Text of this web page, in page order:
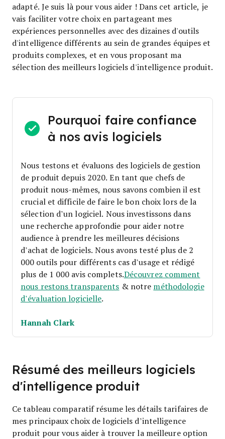
adapté. Je suis là pour vous aider ! Dans cet article, je
vais faciliter votre choix en partageant mes
expériences personnelles avec des dizaines d'outils
d'intelligence différents au sein de grandes équipes et
produits complexes, et en vous proposant ma
sélection des meilleurs logiciels d'intelligence produit.
Pourquoi faire confiance
à nos avis logiciels
Nous testons et évaluons des logiciels de gestion
de produit depuis 2020. En tant que chefs de
produit nous-mêmes, nous savons combien il est
crucial et difficile de faire le bon choix lors de la
sélection d’un logiciel. Nous investissons dans
une recherche approfondie pour aider notre
audience à prendre les meilleures décisions
d’achat de logiciels. Nous avons testé plus de 2
000 outils pour différents cas d’usage et rédigé
plus de 1 000 avis complets.Découvrez comment
nous restons transparents & notre méthodologie
d’évaluation logicielle.
Hannah Clark
Résumé des meilleurs logiciels
d'intelligence produit
Ce tableau comparatif résume les détails tarifaires de
mes principaux choix de logiciels d’intelligence
produit pour vous aider à trouver la meilleure option